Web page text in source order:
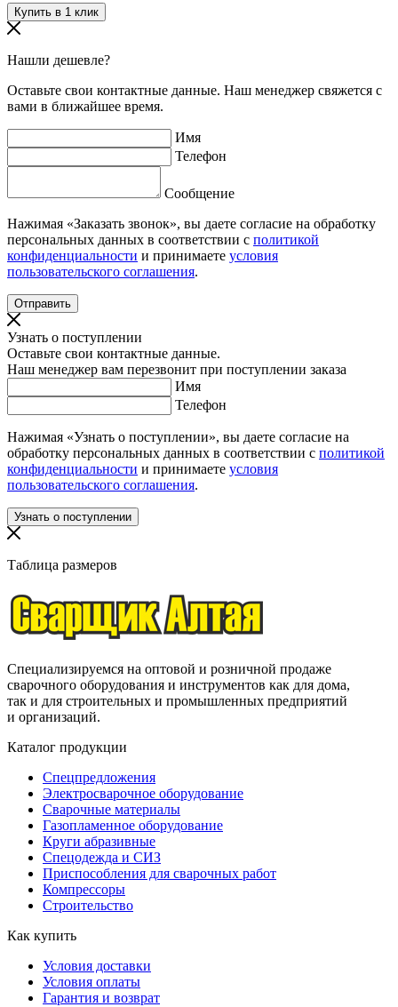
Нашли дешевле?
Оставьте свои контактные данные. Наш менеджер свяжется с
вами в ближайшее время.
Имя
Телефон
Сообщение
Нажимая «Заказать звонок», вы даете согласие на обработку
персональных данных в соответствии с политикой
конфиденциальности и принимаете условия
пользовательского соглашения.
Узнать о поступлении
Оставьте свои контактные данные.
Наш менеджер вам перезвонит при поступлении заказа
Имя
Телефон
Нажимая «Узнать о поступлении», вы даете согласие на
обработку персональных данных в соответствии с политикой
конфиденциальности и принимаете условия
пользовательского соглашения.
Таблица размеров
Специализируемся на оптовой и розничной продаже
сварочного оборудования и инструментов как для дома,
так и для строительных и промышленных предприятий
и организаций.
Каталог продукции
Спецпредложения
Электросварочное оборудование
Сварочные материалы
Газопламенное оборудование
Круги абразивные
Спецодежда и СИЗ
Приспособления для сварочных работ
Компрессоры
Строительство
Как купить
Условия доставки
Условия оплаты
Гарантия и возврат